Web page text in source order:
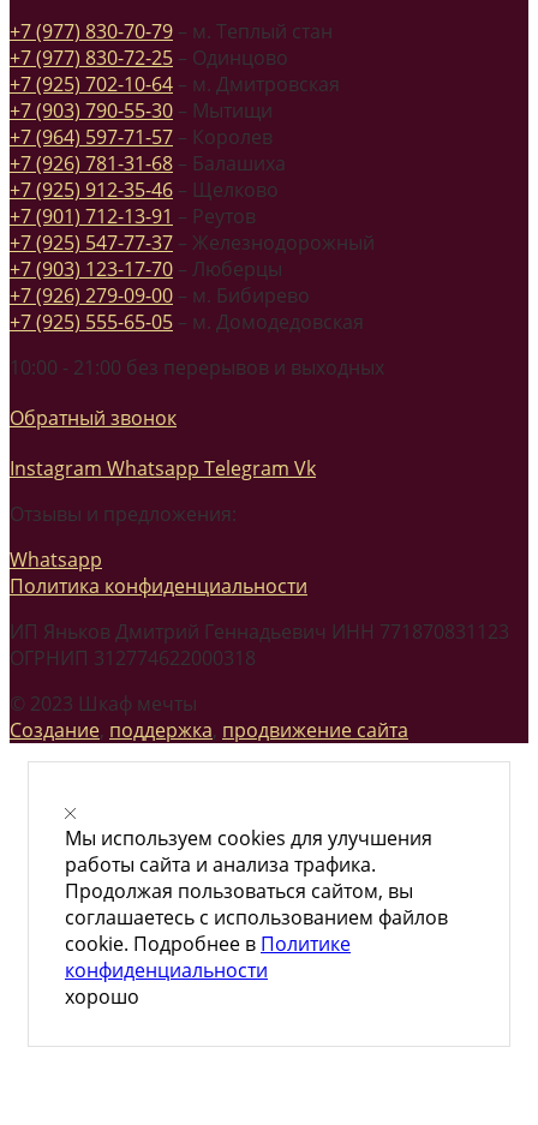
+7 (977) 830-70-79 – м. Теплый стан
+7 (977) 830-72-25 – Одинцово
+7 (925) 702-10-64 – м. Дмитровская
+7 (903) 790-55-30 – Мытищи
+7 (964) 597-71-57 – Королев
+7 (926) 781-31-68 – Балашиха
+7 (925) 912-35-46 – Щелково
+7 (901) 712-13-91 – Реутов
+7 (925) 547-77-37 – Железнодорожный
+7 (903) 123-17-70 – Люберцы
+7 (926) 279-09-00 – м. Бибирево
+7 (925) 555-65-05 – м. Домодедовская
10:00 - 21:00 без перерывов и выходных
Обратный звонок
Instagram Whatsapp Telegram Vk
Отзывы и предложения:
Whatsapp
Политика конфиденциальности
ИП Яньков Дмитрий Геннадьевич ИНН 771870831123
ОГРНИП 312774622000318
© 2023 Шкаф мечты
Создание, поддержка, продвижение сайта
Мы используем cookies для улучшения
работы сайта и анализа трафика.
Продолжая пользоваться сайтом, вы
соглашаетесь с использованием файлов
cookie. Подробнее в Политике
конфиденциальности
хорошо